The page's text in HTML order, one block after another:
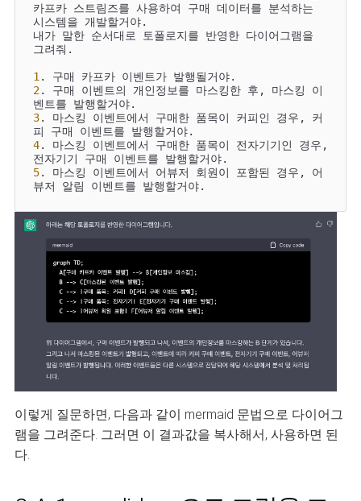
카프카 스트림즈를 사용하여 구매 데이터를 분석하는
시스템을 개발할거야.
내가 말한 순서대로 토폴로지를 반영한 다이어그램을
그려줘.
1
2. 구매 이벤트의 개인정보를 마스킹한 후, 마스킹 이
3. 마스킹 이벤트에서 구매한 품목이 커피인 경우, 커
4. 마스킹 이벤트에서 구매한 품목이 전자기기인 경우,
5. 마스킹 이벤트에서 어뷰저 회원이 포함된 경우, 어
뷰저 알림 이벤트를 발행할거야.
이렇게 질문하면, 다음과 같이 mermaid 문법으로 다이어그
램을 그려준다. 그러면 이 결과값을 복사해서, 사용하면 된
다.